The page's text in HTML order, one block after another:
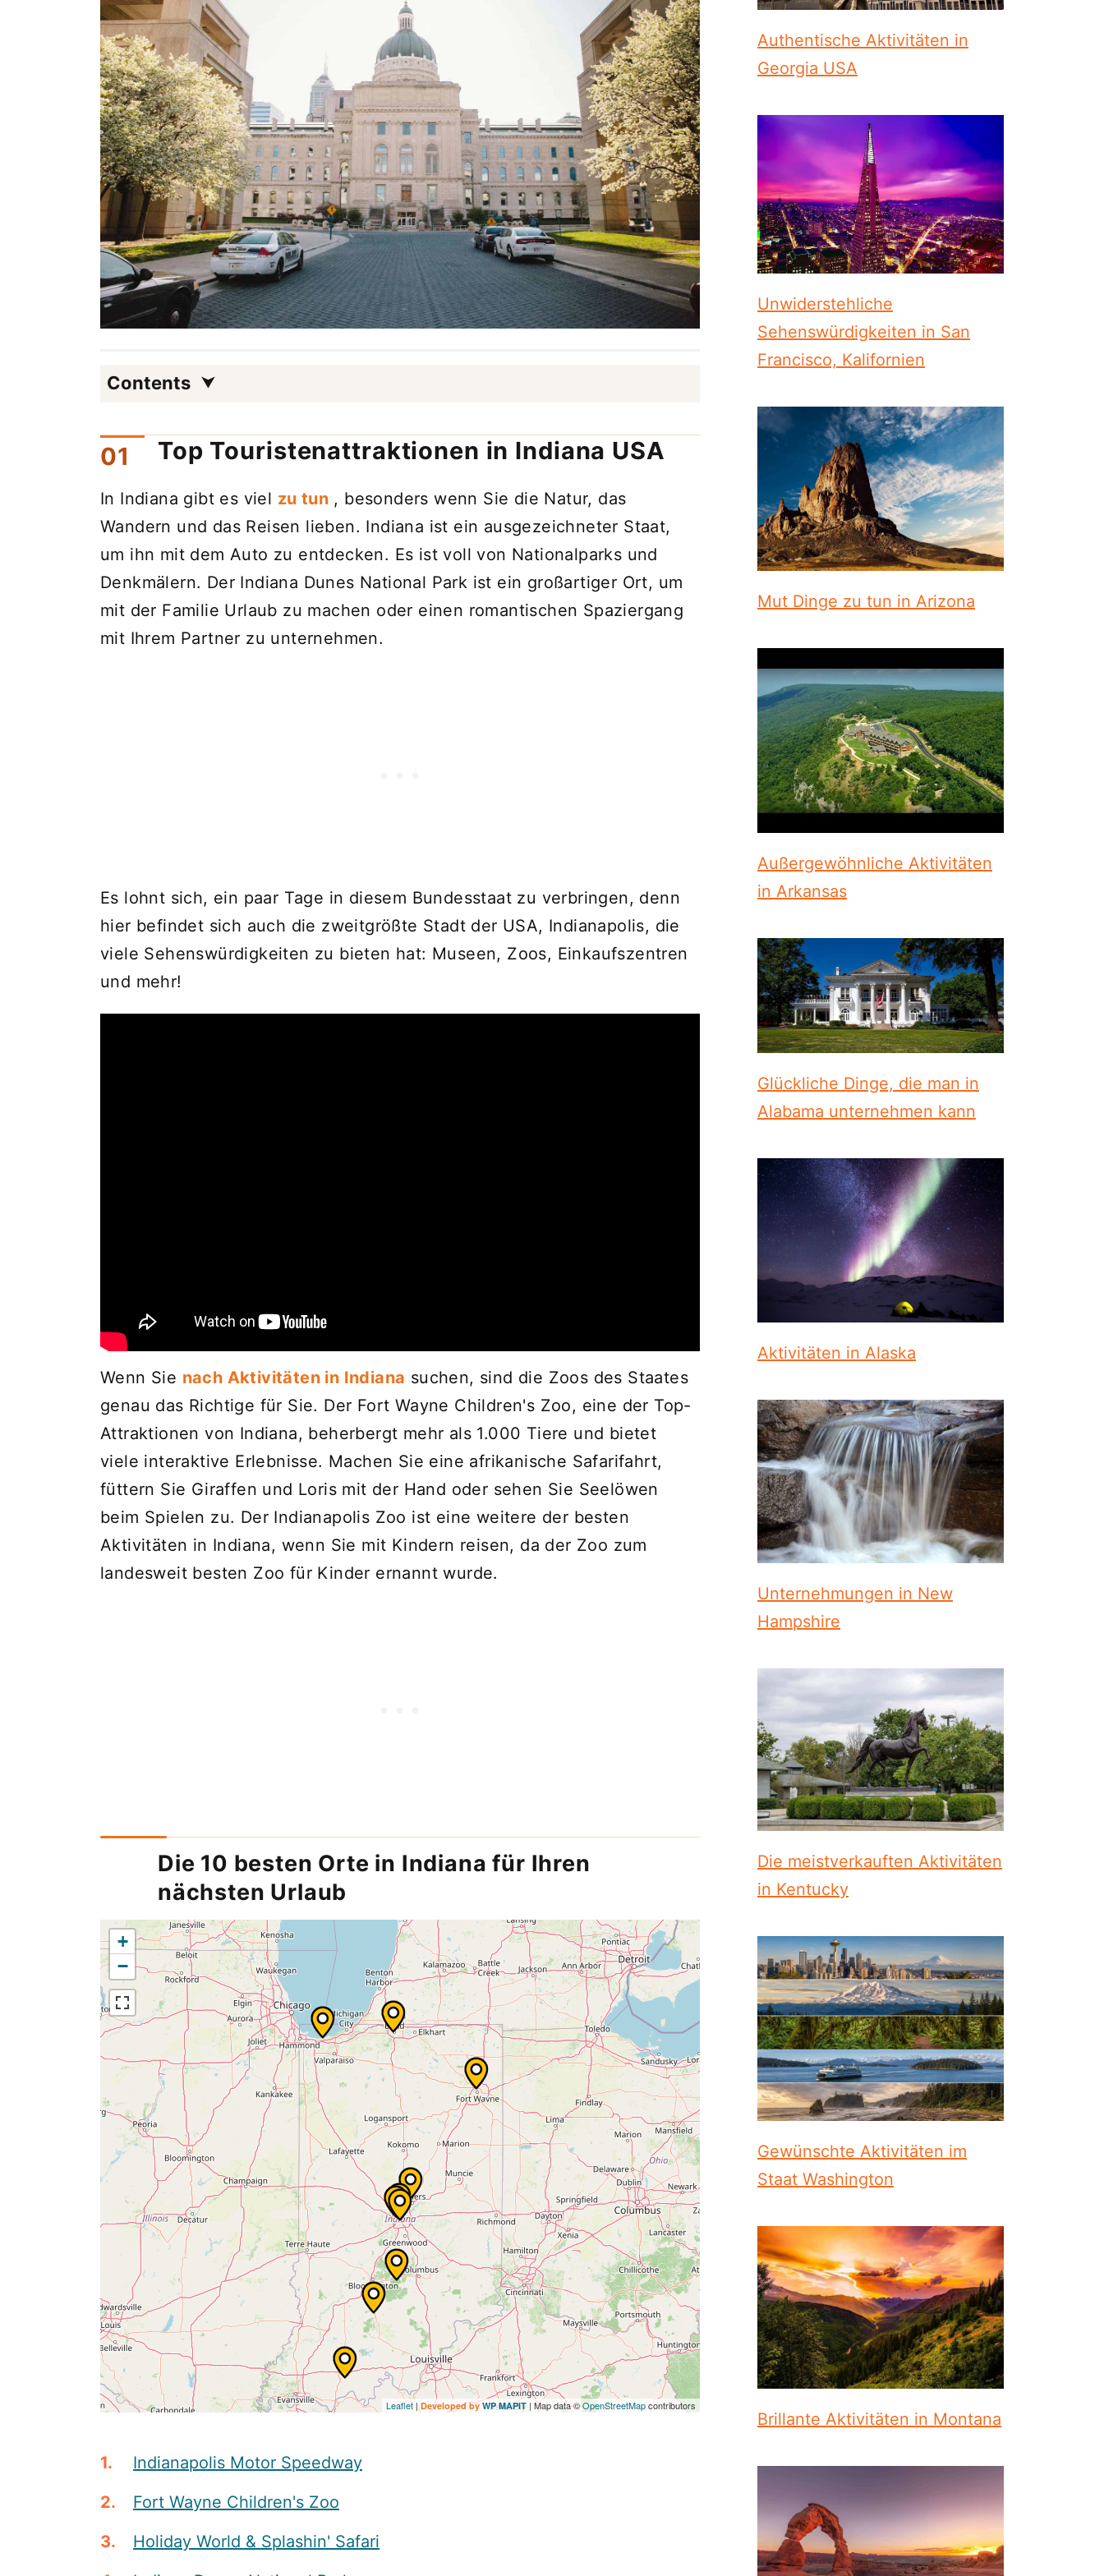
Contents
Top Touristenattraktionen in Indiana USA
In Indiana gibt es viel zu tun , besonders wenn Sie die Natur, das
Wandern und das Reisen lieben. Indiana ist ein ausgezeichneter Staat,
um ihn mit dem Auto zu entdecken. Es ist voll von Nationalparks und
Denkmälern. Der Indiana Dunes National Park ist ein großartiger Ort, um
mit der Familie Urlaub zu machen oder einen romantischen Spaziergang
mit Ihrem Partner zu unternehmen.
Es lohnt sich, ein paar Tage in diesem Bundesstaat zu verbringen, denn
hier befindet sich auch die zweitgrößte Stadt der USA, Indianapolis, die
viele Sehenswürdigkeiten zu bieten hat: Museen, Zoos, Einkaufszentren
und mehr!
Wenn Sie nach Aktivitäten in Indiana suchen, sind die Zoos des Staates
genau das Richtige für Sie. Der Fort Wayne Children's Zoo, eine der Top-
Attraktionen von Indiana, beherbergt mehr als 1.000 Tiere und bietet
viele interaktive Erlebnisse. Machen Sie eine afrikanische Safarifahrt,
füttern Sie Giraffen und Loris mit der Hand oder sehen Sie Seelöwen
beim Spielen zu. Der Indianapolis Zoo ist eine weitere der besten
Aktivitäten in Indiana, wenn Sie mit Kindern reisen, da der Zoo zum
landesweit besten Zoo für Kinder ernannt wurde.
Die 10 besten Orte in Indiana für Ihren
nächsten Urlaub
+
−
Leaflet|Developed byWP MAPIT | Map data ©OpenStreetMapcontributors
Indianapolis Motor Speedway
Fort Wayne Children's Zoo
Holiday World & Splashin' Safari
Authentische Aktivitäten in
Georgia USA
Unwiderstehliche
Sehenswürdigkeiten in San
Francisco, Kalifornien
Mut Dinge zu tun in Arizona
Außergewöhnliche Aktivitäten
in Arkansas
Glückliche Dinge, die man in
Alabama unternehmen kann
Aktivitäten in Alaska
Unternehmungen in New
Hampshire
Die meistverkauften Aktivitäten
in Kentucky
Gewünschte Aktivitäten im
Staat Washington
Brillante Aktivitäten in Montana